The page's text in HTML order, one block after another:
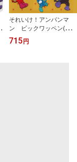
それいけ！アンパンマ
ン ビックワッペン(全
身)
715 円